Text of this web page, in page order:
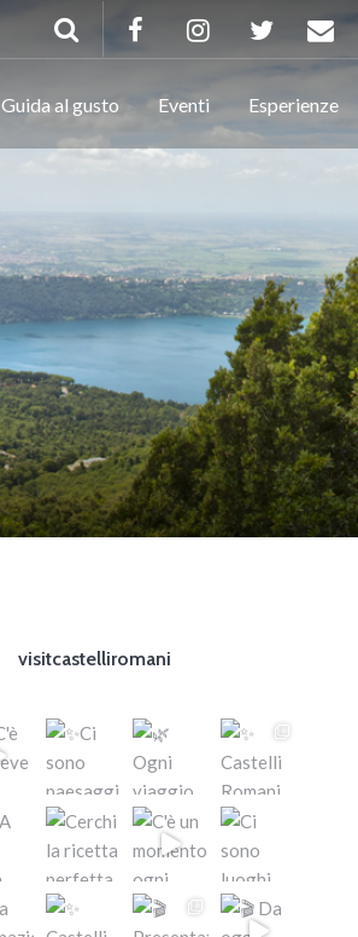
Guida al gusto Eventi Esperienze
visitcastelliromani